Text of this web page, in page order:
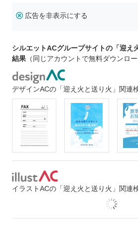
広告を非表示にする
シルエットACグループサイトの「迎え
結果 （同じアカウントで無料ダウンロー
デザインACの「迎え火と送り火」関連
イラストACの「迎え火と送り火」関連